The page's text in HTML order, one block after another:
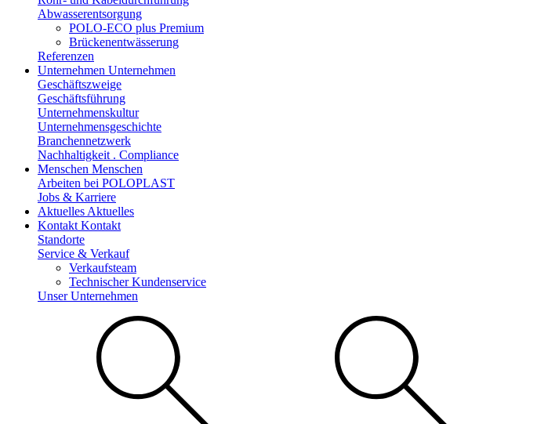
Abwasserentsorgung
POLO-ECO plus Premium
Brückenentwässerung
Referenzen
Unternehmen Unternehmen
Geschäftszweige
Geschäftsführung
Unternehmenskultur
Unternehmensgeschichte
Branchennetzwerk
Nachhaltigkeit . Compliance
Menschen Menschen
Arbeiten bei POLOPLAST
Jobs & Karriere
Aktuelles Aktuelles
Kontakt Kontakt
Standorte
Service & Verkauf
Verkaufsteam
Technischer Kundenservice
Unser Unternehmen